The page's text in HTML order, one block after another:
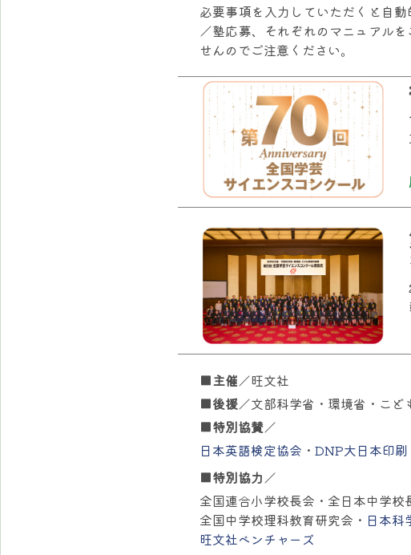
必要事項を入力していただくと自
／塾応募、それぞれのマニュアル
せんのでご注意ください。
■主催／旺文社
■後援／文部科学省・環境省・こど
■特別協賛／
日本英語検定協会 ・ DNP大日本印刷
■特別協力／
全国連合小学校長会・ 全日本中学校
全国中学校理科教育研究会・ 日本科
旺文社ベンチャーズ